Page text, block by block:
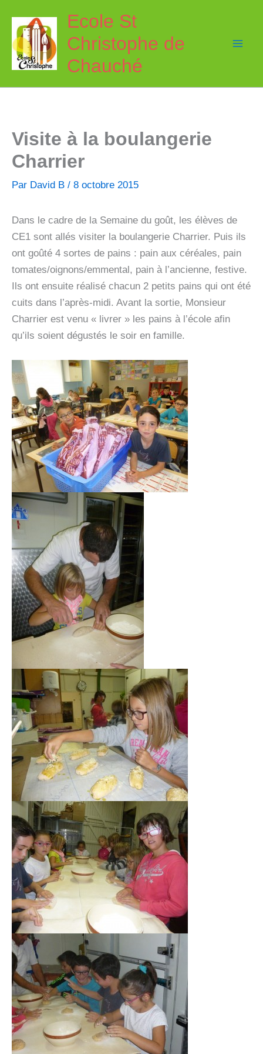
contenu
Ecole St
Christophe de
Chauché
Visite à la boulangerie
Charrier
Par David B / 8 octobre 2015
Dans le cadre de la Semaine du goût, les élèves de
CE1 sont allés visiter la boulangerie Charrier. Puis ils
ont goûté 4 sortes de pains : pain aux céréales, pain
tomates/oignons/emmental, pain à l’ancienne, festive.
Ils ont ensuite réalisé chacun 2 petits pains qui ont été
cuits dans l’après-midi. Avant la sortie, Monsieur
Charrier est venu « livrer » les pains à l’école afin
qu’ils soient dégustés le soir en famille.